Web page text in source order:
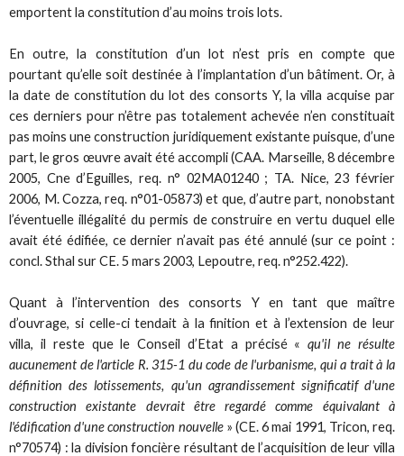
emportent la constitution d’au moins trois lots.
En outre, la constitution d’un lot n’est pris en compte que
pourtant qu’elle soit destinée à l’implantation d’un bâtiment. Or, à
la date de constitution du lot des consorts Y, la villa acquise par
ces derniers pour n’être pas totalement achevée n’en constituait
pas moins une construction juridiquement existante puisque, d’une
part, le gros œuvre avait été accompli (CAA. Marseille, 8 décembre
2005, Cne d’Eguilles, req. n° 02MA01240 ; TA. Nice, 23 février
2006, M. Cozza, req. n°01-05873) et que, d’autre part, nonobstant
l’éventuelle illégalité du permis de construire en vertu duquel elle
avait été édifiée, ce dernier n’avait pas été annulé (sur ce point :
concl. Sthal sur CE. 5 mars 2003, Lepoutre, req. n°252.422).
Quant à l’intervention des consorts Y en tant que maître
d’ouvrage, si celle-ci tendait à la finition et à l’extension de leur
villa, il reste que le Conseil d’Etat a précisé «qu'il ne résulte
aucunement de l'article R. 315-1 du code de l'urbanisme, qui a trait à la
définition des lotissements, qu'un agrandissement significatif d'une
construction existante devrait être regardé comme équivalant à
l'édification d'une construction nouvelle» (CE. 6 mai 1991, Tricon, req.
n°70574) : la division foncière résultant de l’acquisition de leur villa